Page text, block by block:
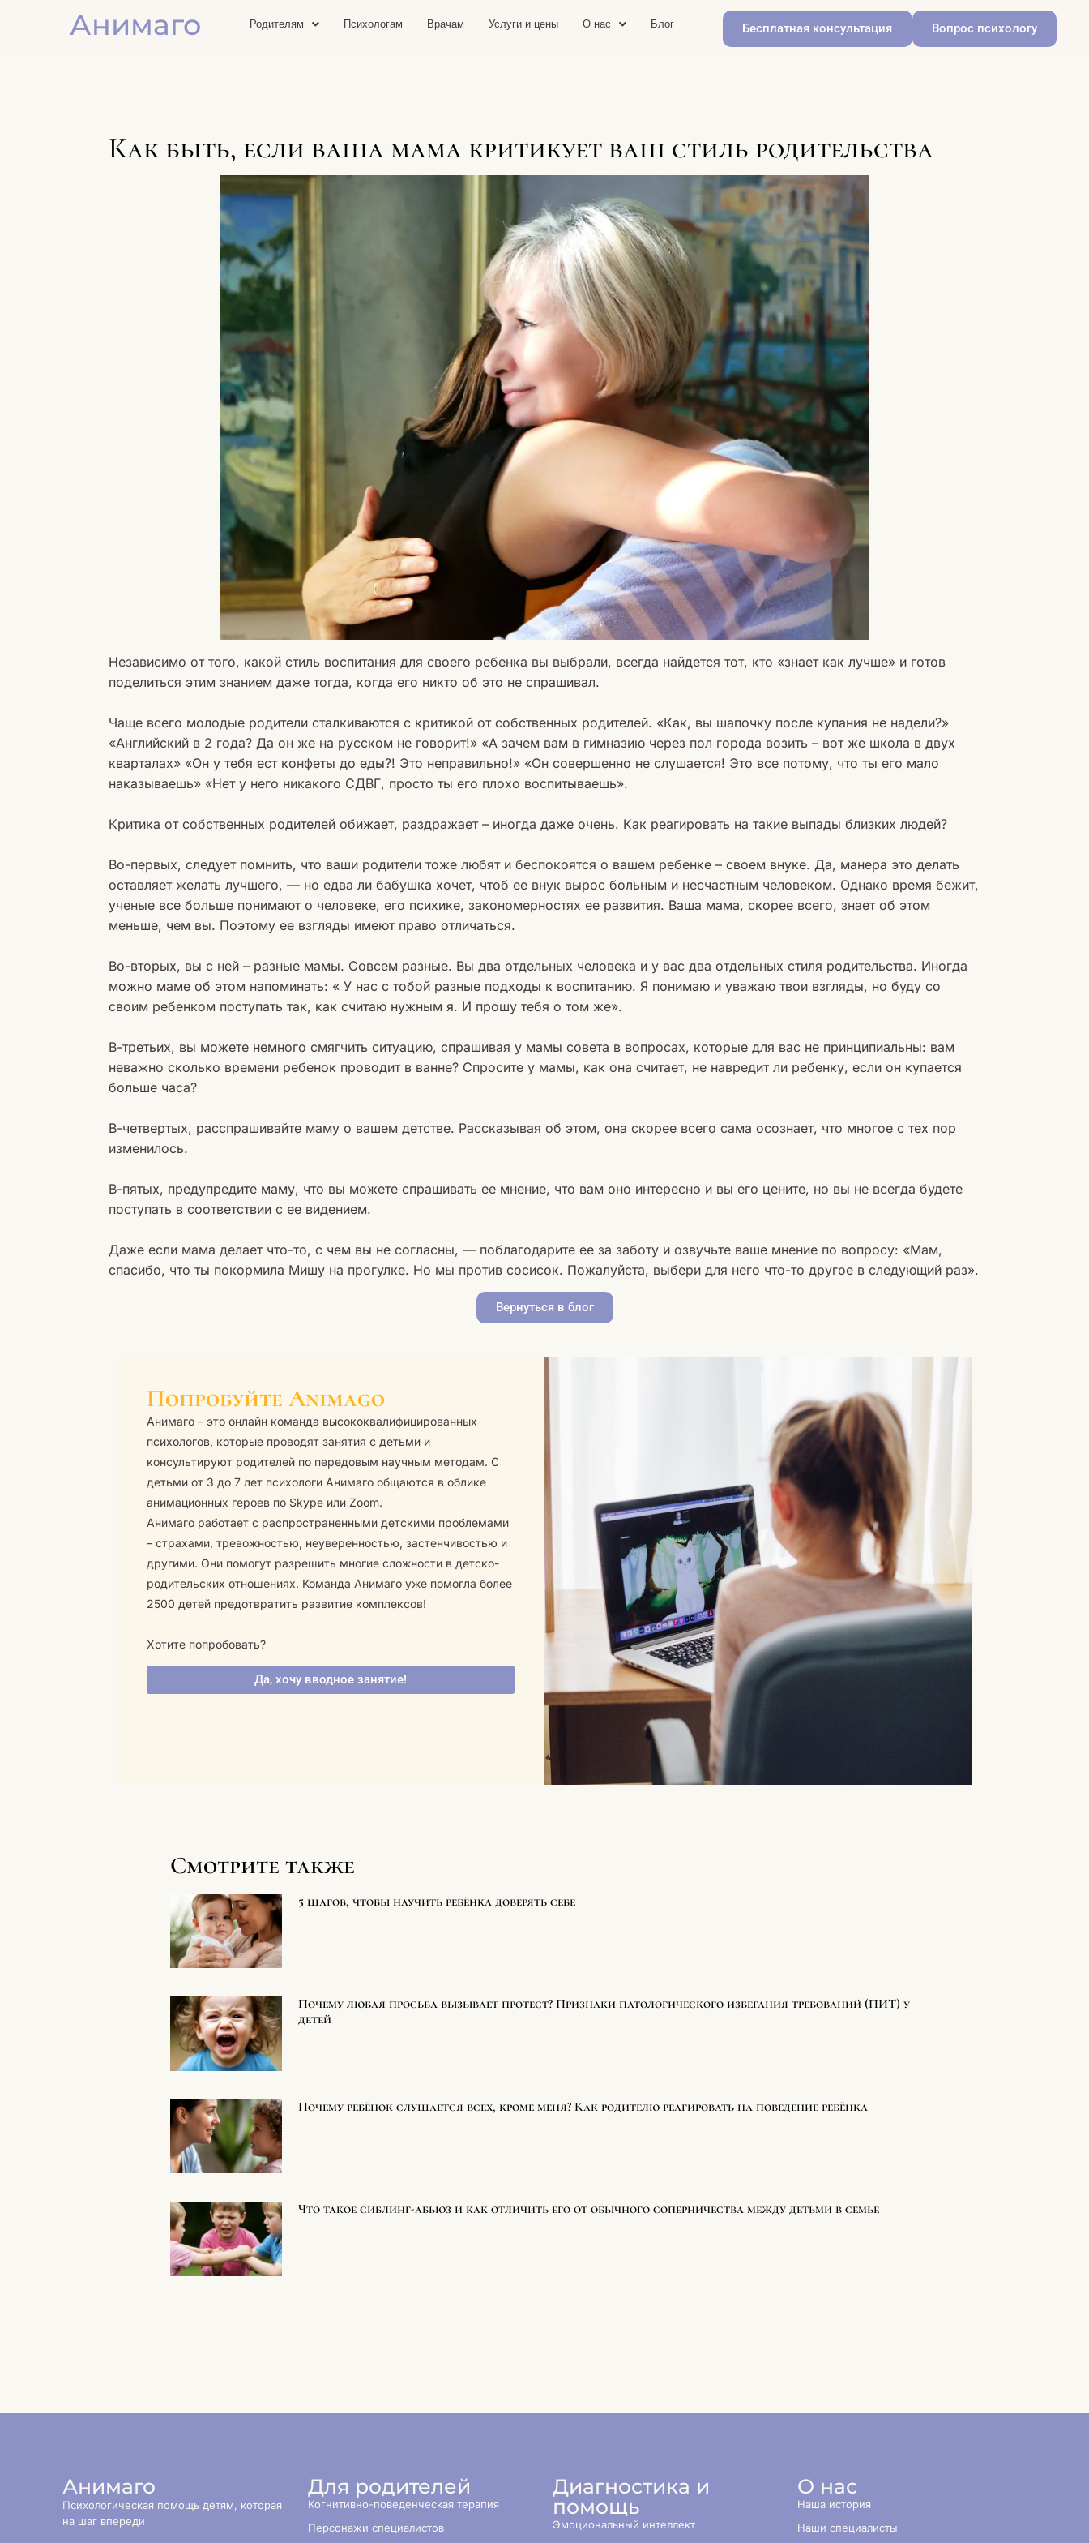
Анимаго Родителям Психологам Врачам Услуги и цены О нас Блог Бесплатная консультация Вопрос психологу
Как быть, если ваша мама критикует ваш стиль родительства
Независимо от того, какой стиль воспитания для своего ребенка вы выбрали, всегда найдется тот, кто «знает как лучше» и готов
поделиться этим знанием даже тогда, когда его никто об это не спрашивал.
Чаще всего молодые родители сталкиваются с критикой от собственных родителей. «Как, вы шапочку после купания не надели?»
«Английский в 2 года? Да он же на русском не говорит!» «А зачем вам в гимназию через пол города возить – вот же школа в двух
кварталах» «Он у тебя ест конфеты до еды?! Это неправильно!» «Он совершенно не слушается! Это все потому, что ты его мало
наказываешь» «Нет у него никакого СДВГ, просто ты его плохо воспитываешь».
Критика от собственных родителей обижает, раздражает – иногда даже очень. Как реагировать на такие выпады близких людей?
Во-первых, следует помнить, что ваши родители тоже любят и беспокоятся о вашем ребенке – своем внуке. Да, манера это делать
оставляет желать лучшего, — но едва ли бабушка хочет, чтоб ее внук вырос больным и несчастным человеком. Однако время бежит,
ученые все больше понимают о человеке, его психике, закономерностях ее развития. Ваша мама, скорее всего, знает об этом
меньше, чем вы. Поэтому ее взгляды имеют право отличаться.
Во-вторых, вы с ней – разные мамы. Совсем разные. Вы два отдельных человека и у вас два отдельных стиля родительства. Иногда
можно маме об этом напоминать: « У нас с тобой разные подходы к воспитанию. Я понимаю и уважаю твои взгляды, но буду со
своим ребенком поступать так, как считаю нужным я. И прошу тебя о том же».
В-третьих, вы можете немного смягчить ситуацию, спрашивая у мамы совета в вопросах, которые для вас не принципиальны: вам
неважно сколько времени ребенок проводит в ванне? Спросите у мамы, как она считает, не навредит ли ребенку, если он купается
больше часа?
В-четвертых, расспрашивайте маму о вашем детстве. Рассказывая об этом, она скорее всего сама осознает, что многое с тех пор
изменилось.
В-пятых, предупредите маму, что вы можете спрашивать ее мнение, что вам оно интересно и вы его цените, но вы не всегда будете
поступать в соответствии с ее видением.
Даже если мама делает что-то, с чем вы не согласны, — поблагодарите ее за заботу и озвучьте ваше мнение по вопросу: «Мам,
спасибо, что ты покормила Мишу на прогулке. Но мы против сосисок. Пожалуйста, выбери для него что-то другое в следующий раз».
Вернуться в блог
Попробуйте Animago
Анимаго – это онлайн команда высококвалифицированных
психологов, которые проводят занятия с детьми и
консультируют родителей по передовым научным методам. С
детьми от 3 до 7 лет психологи Анимаго общаются в облике
анимационных героев по Skype или Zoom.
Анимаго работает с распространенными детскими проблемами
– страхами, тревожностью, неуверенностью, застенчивостью и
другими. Они помогут разрешить многие сложности в детско-
родительских отношениях. Команда Анимаго уже помогла более
2500 детей предотвратить развитие комплексов!
Хотите попробовать?
Да, хочу вводное занятие!
Смотрите также
5 шагов, чтобы научить ребёнка доверять себе
Почему любая просьба вызывает протест? Признаки патологического избегания требований (ПИТ) у
детей
Почему ребёнок слушается всех, кроме меня? Как родителю реагировать на поведение ребёнка
Что такое сиблинг-абьюз и как отличить его от обычного соперничества между детьми в семье
Анимаго
Психологическая помощь детям, которая
на шаг впереди
Для родителей
Когнитивно-поведенческая терапия
Персонажи специалистов
Диагностика и
помощь
Эмоциональный интеллект
О нас
Наша история
Наши специалисты